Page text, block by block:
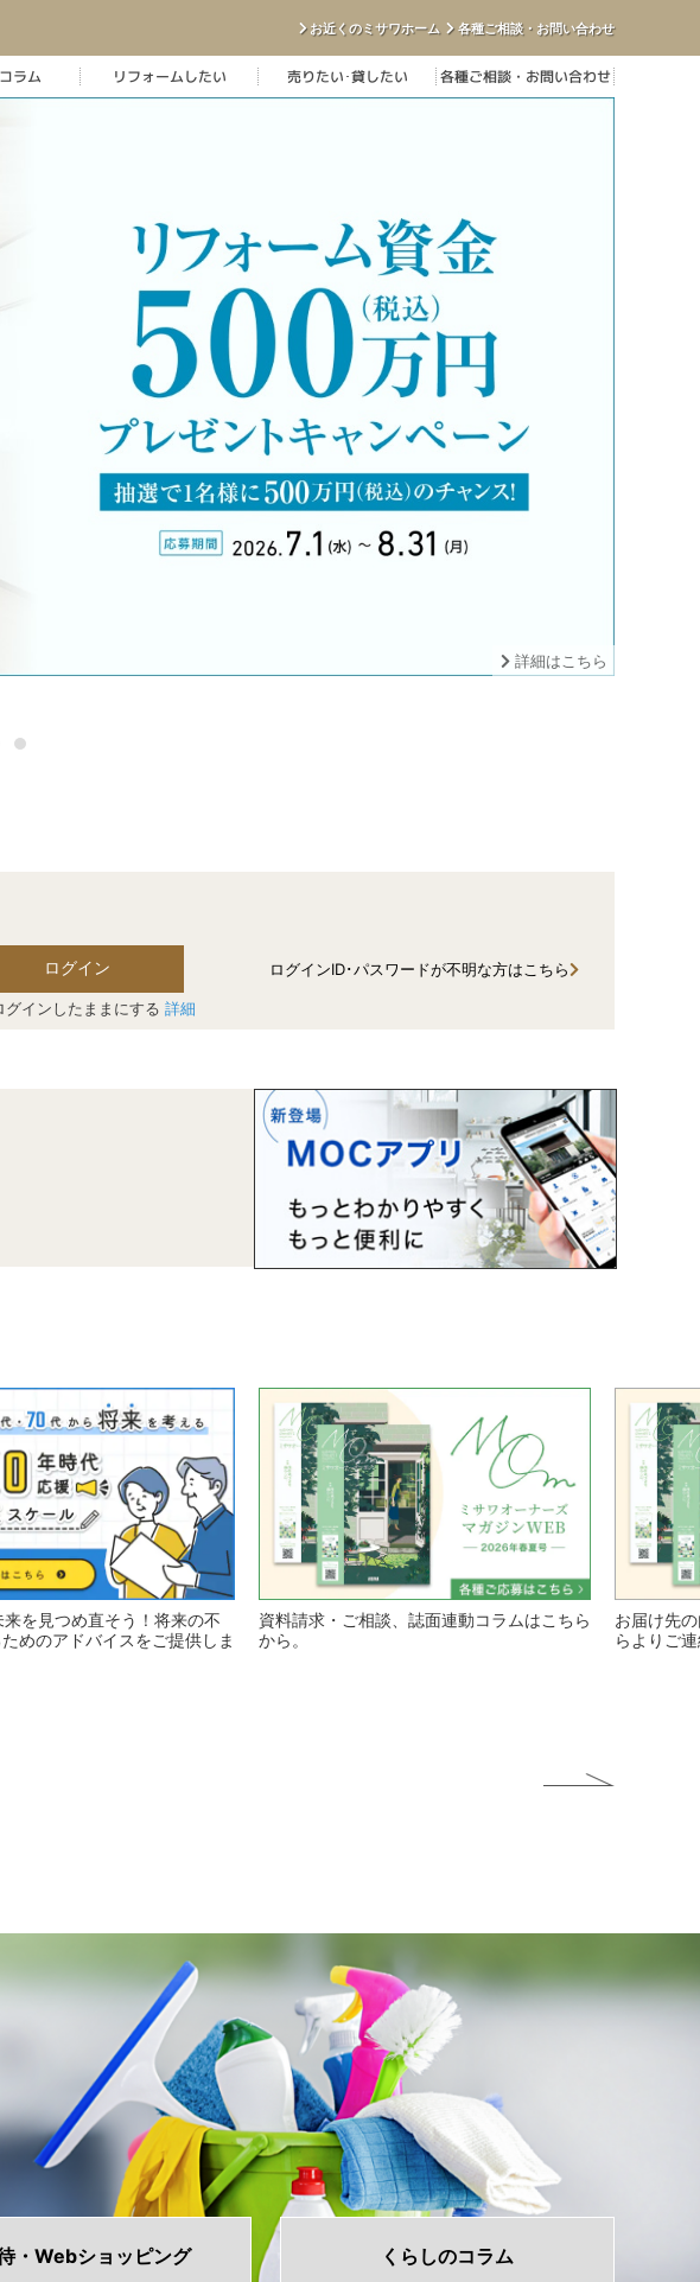
ラム リフォームしたい 売りたい･貸したい 各種ご相談・お問い合わせ
お近くのミサワホーム 各種ご相談・お問い合わせ
詳細はこちら
詳細はこちら
ログイン
グインしたままにする 詳細
ログインID･パスワードが不明な方はこちら
を見つめ直そう！将来の不
めのアドバイスをご提供しま
資料請求・ご相談、誌面連動コラムはこちら
から。
お届け先
らよりご
・Webショッピング くらしのコラム